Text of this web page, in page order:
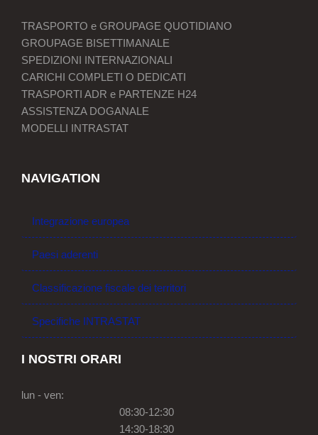
TRASPORTO e GROUPAGE QUOTIDIANO
GROUPAGE BISETTIMANALE
SPEDIZIONI INTERNAZIONALI
CARICHI COMPLETI O DEDICATI
TRASPORTI ADR e PARTENZE H24
ASSISTENZA DOGANALE
MODELLI INTRASTAT
NAVIGATION
Integrazione europea
Paesi aderenti
Classificazione fiscale dei territori
Specifiche INTRASTAT
I NOSTRI ORARI
lun - ven:
08:30-12:30
14:30-18:30